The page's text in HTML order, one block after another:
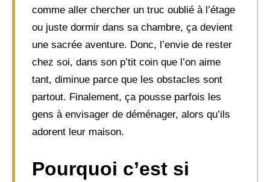
comme aller chercher un truc oublié à l’étage
ou juste dormir dans sa chambre, ça devient
une sacrée aventure. Donc, l’envie de rester
chez soi, dans son p’tit coin que l’on aime
tant, diminue parce que les obstacles sont
partout. Finalement, ça pousse parfois les
gens à envisager de déménager, alors qu’ils
adorent leur maison.
Pourquoi c’est si